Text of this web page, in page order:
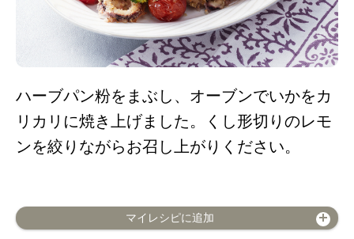
ハーブパン粉をまぶし、オーブンでいかをカ
リカリに焼き上げました。くし形切りのレモ
ンを絞りながらお召し上がりください。
マイレシピに追加